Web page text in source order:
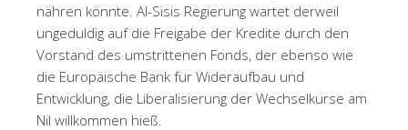
nähren könnte. Al-Sisis Regierung wartet derweil
ungeduldig auf die Freigabe der Kredite durch den
Vorstand des umstrittenen Fonds, der ebenso wie
die Europäische Bank für Wideraufbau und
Entwicklung, die Liberalisierung der Wechselkurse am
Nil willkommen hieß.